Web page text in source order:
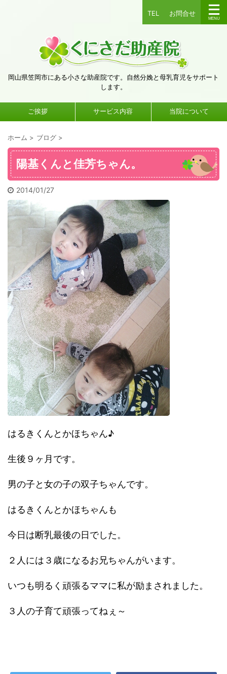
TEL お問合せ
岡山県笠岡市にある小さな助産院です。自然分娩と母乳育児をサポート
します。
ご挨拶 サービス内容 当院について
ホーム > ブログ >
陽基くんと佳芳ちゃん。
2014/01/27
はるきくんとかほちゃん♪
生後９ヶ月です。
男の子と女の子の双子ちゃんです。
はるきくんとかほちゃんも
今日は断乳最後の日でした。
２人には３歳になるお兄ちゃんがいます。
いつも明るく頑張るママに私が励まされました。
３人の子育て頑張ってねぇ～